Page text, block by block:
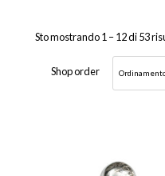
Sto mostrando 1 –12di 53
Shop order